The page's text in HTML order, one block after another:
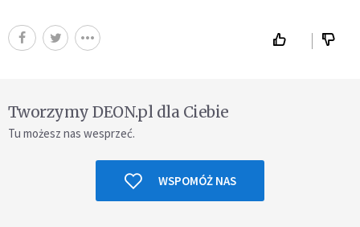
Tworzymy DEON.pl dla Ciebie
Tu możesz nas wesprzeć.
WSPOMÓŻ NAS